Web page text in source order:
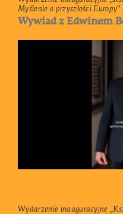
Myślenie o przyszłości Europy”
Wywiad z Edwinem
Wydarzenie inauguracyjne